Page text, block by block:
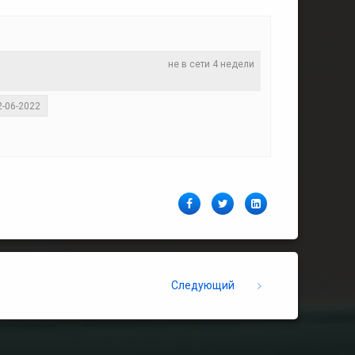
не в сети 4 недели
06-2022
FacebookTwitterLinkedIn
Следующий